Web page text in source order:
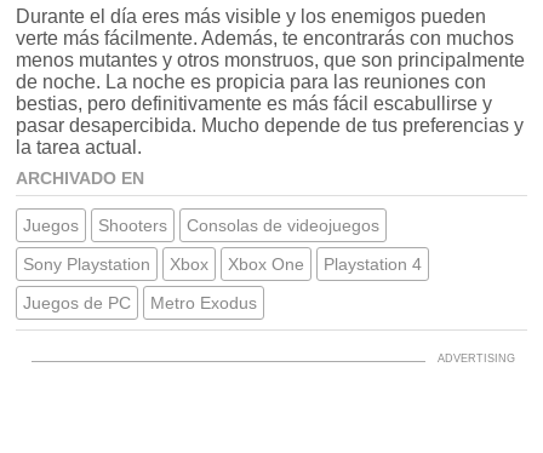
Durante el día eres más visible y los enemigos pueden
verte más fácilmente. Además, te encontrarás con muchos
menos mutantes y otros monstruos, que son principalmente
de noche. La noche es propicia para las reuniones con
bestias, pero definitivamente es más fácil escabullirse y
pasar desapercibida. Mucho depende de tus preferencias y
la tarea actual.
ARCHIVADO EN
Juegos Shooters
Consolas de videojuegos
Sony Playstation
Xbox Xbox One
Playstation 4
Juegos de PC
Metro Exodus